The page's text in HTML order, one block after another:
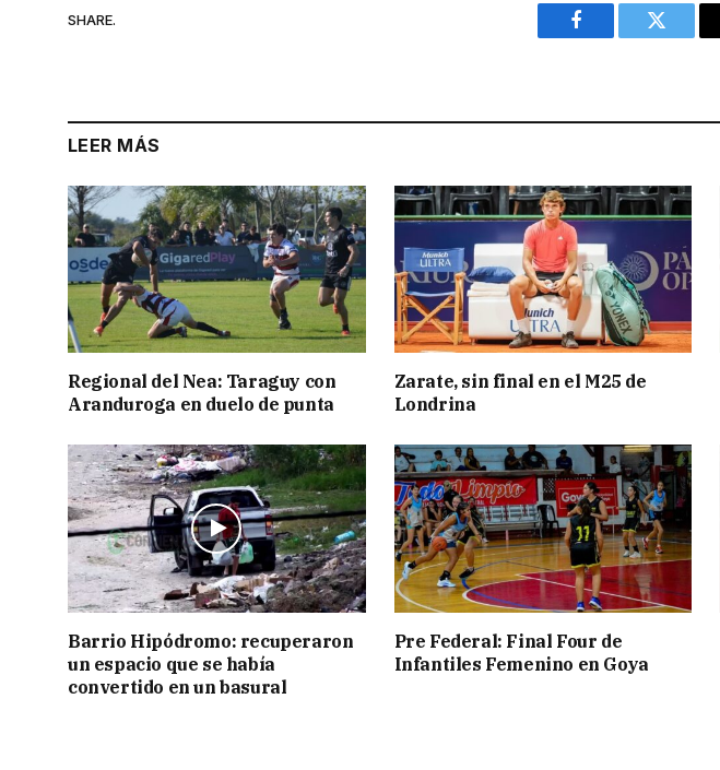
SHARE.
Facebook Twitter
LEER MÁS
Regional del Nea: Taraguy con
Aranduroga en duelo de punta
Zarate, sin final en el M25 de
Londrina
Barrio Hipódromo: recuperaron
un espacio que se había
convertido en un basural
Pre Federal: Final Four de
Infantiles Femenino en Goya